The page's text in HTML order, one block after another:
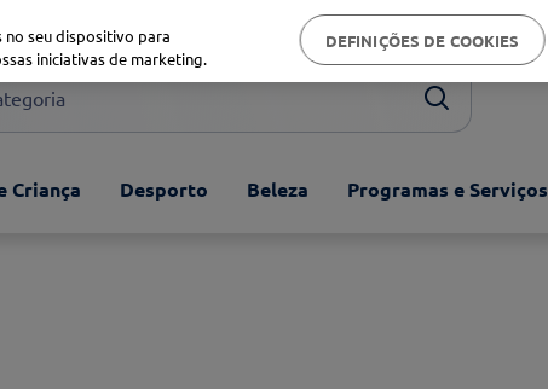
Criança Desporto Beleza Programas e Serviços
seu dispositivo para
iniciativas de marketing.
DEFINIÇÕES DE COOKIES